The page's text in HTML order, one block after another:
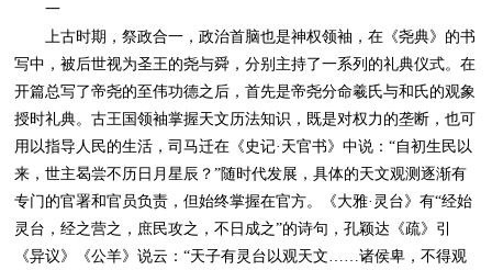
一
上古时期，祭政合一，政治首脑也是神权领袖，在《尧典》的书
写中，被后世视为圣王的尧与舜，分别主持了一系列的礼典仪式。在
开篇总写了帝尧的至伟功德之后，首先是帝尧分命羲氏与和氏的观象
授时礼典。古王国领袖掌握天文历法知识，既是对权力的垄断，也可
用以指导人民的生活，司马迁在《史记·天官书》中说：“自初生民以
来，世主曷尝不历日月星辰？”随时代发展，具体的天文观测逐渐有
专门的官署和官员负责，但始终掌握在官方。《大雅·灵台》有“经始
灵台，经之营之，庶民攻之，不日成之”的诗句，孔颖达《疏》引
《异议》《公羊》说云：“天子有灵台以观天文……诸侯卑，不得观